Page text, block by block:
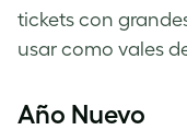
tickets con
usar como vales
Año Nuevo